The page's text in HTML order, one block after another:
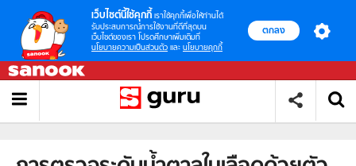
เว็บไซต์นี้ใช้คุกกี้ เราใช้คุกกี้เพื่อให้ท่านได้
รับประสบการณ์การใช้งานที่ดีที่สุดบน
เว็บไซต์ของเรา โปรดศึกษาเพิ่มเติมที่
นโยบายความเป็นส่วนตัว และ นโยบายคุกกี้
ตกลง